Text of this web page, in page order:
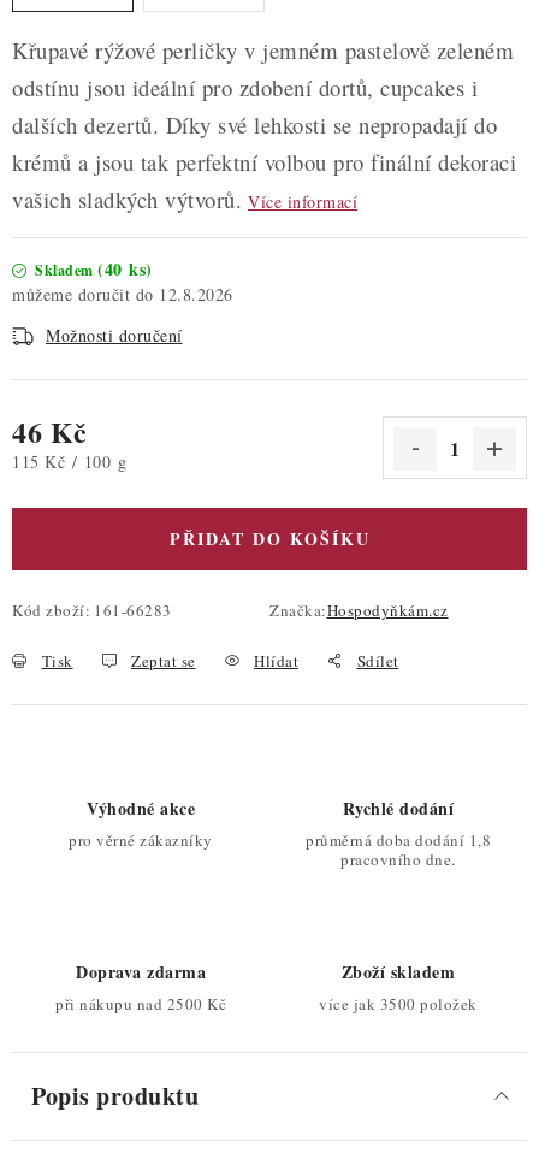
Hodnocení obchodu
Blog
Moje objednávka
Podmínky ochrany osobních údajů
Křupavé rýžové perličky v jemném pastelově zeleném
odstínu jsou ideální pro zdobení dortů, cupcakes i
dalších dezertů. Díky své lehkosti se nepropadají do
krémů a jsou tak perfektní volbou pro finální dekoraci
vašich sladkých výtvorů. Více informací
Skladem (40 ks)
12.8.2026
Možnosti doručení
46 Kč
Měrná cena:
115 Kč / 100 g
PŘIDAT DO KOŠÍKU
Kód zboží: 161-66283 Značka:Hospodyňkám.cz
Tisk Zeptat se Hlídat Sdílet
Výhodné akce
pro věrné zákazníky
Rychlé dodání
průměrná doba dodání 1,8
pracovního dne.
Doprava zdarma
při nákupu nad 2500 Kč
Zboží skladem
více jak 3500 položek
Popis produktu